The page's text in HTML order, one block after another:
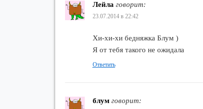
Лейла говорит:
23.07.2014 в 22:42
Хи-хи-хи бедняжка Блум )
Я от тебя такого не ожидала
Ответить
блум говорит: